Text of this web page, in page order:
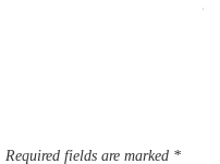
Required fields are marked *